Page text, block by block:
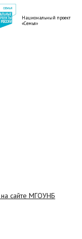
Национальный проект
«Семья»
сайте МГОУНБ